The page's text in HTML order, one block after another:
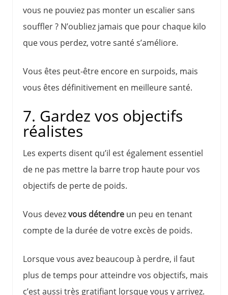
vous ne pouviez pas monter un escalier sans
souffler ? N’oubliez jamais que pour chaque kilo
que vous perdez, votre santé s’améliore.
Vous êtes peut-être encore en surpoids, mais
vous êtes définitivement en meilleure santé.
7. Gardez vos objectifs
réalistes
Les experts disent qu’il est également essentiel
de ne pas mettre la barre trop haute pour vos
objectifs de perte de poids.
Vous devezvous détendre un peu en tenant
compte de la durée de votre excès de poids.
Lorsque vous avez beaucoup à perdre, il faut
plus de temps pour atteindre vos objectifs, mais
c’est aussi très gratifiant lorsque vous y arrivez.